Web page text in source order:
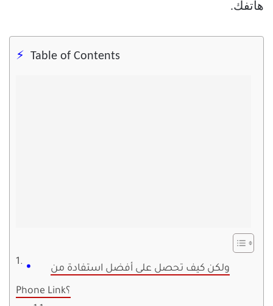
هاتفك.
Table of Contents
ولكن كيف تحصل على أفضل استفادة من
Phone Link؟